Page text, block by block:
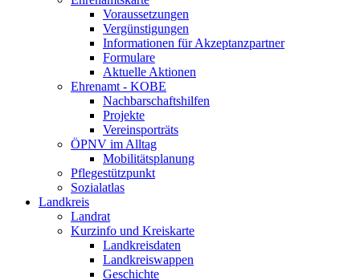
Voraussetzungen
Vergünstigungen
Informationen für Akzeptanzpartner
Formulare
Aktuelle Aktionen
Ehrenamt - KOBE
Nachbarschaftshilfen
Projekte
Vereinsporträts
ÖPNV im Alltag
Mobilitätsplanung
Pflegestützpunkt
Sozialatlas
Landkreis
Landrat
Kurzinfo und Kreiskarte
Landkreisdaten
Landkreiswappen
Geschichte